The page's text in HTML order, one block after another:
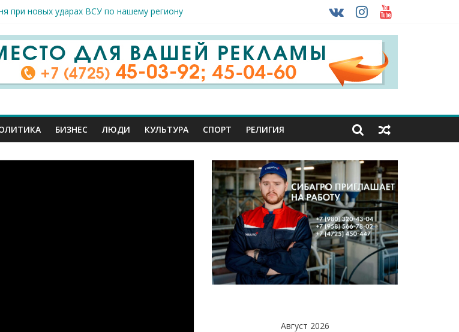
при новых ударах ВСУ по нашему региону
с профессиональным праздником
в Старом Осколе отметили День физкультурника
в Старом Осколе
БИЗНЕС ЛЮДИ КУЛЬТУРА СПОРТ РЕЛИГИЯ
Август 2026